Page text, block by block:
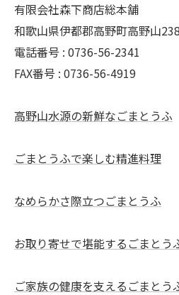
有限会社森下商店総本舗
和歌山県伊都郡高野町高野山238
電話番号 : 0736-56-2341
FAX番号 : 0736-56-4919
高野山水源の新鮮なごまとうふ
ごまとうふで楽しむ精進料理
なめらかさ際立つごまとうふ
お取り寄せで堪能するごまとう
ご家族の健康を支えるごまとう